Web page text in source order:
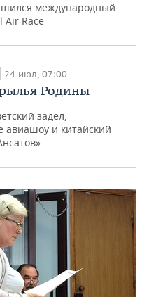
международный
Air Race
24 июл, 07:00
Родины
задел,
авиашоу и китайский